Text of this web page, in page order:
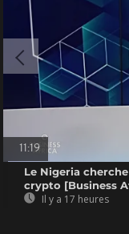
11:19
Le Nigeria
crypto [Business
Il y a 17 heures